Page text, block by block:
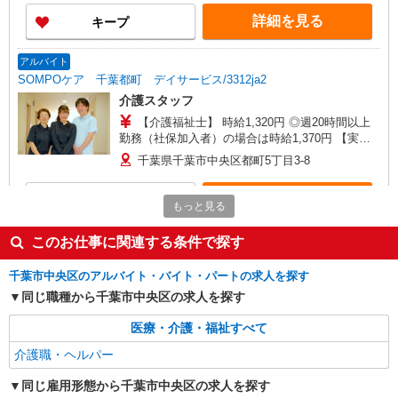
がい向上手当、日祝手当（月平均2回分）、夜勤手
当（月平均5回分）等、毎月平均的に支払われる手
当を含みます。 ※介護福祉士のみ、特別職務手当
分〜） ◎賞与 基本給2.08ヶ月分/年支給
キープ 詳細を見る
アルバイト
SOMPOケア 千葉都町 デイサービス/3312ja2
介護スタッフ
【介護福祉士】 時給1,320円 ◎週20時間以上
勤務（社保加入者）の場合は時給1,370円 【実務
者研修・初任者研修（ヘルパー1級・2級）】 時給
1,240円 ◎週20時間以上勤務（社保加入者）の場
合は時給1,290円
千葉県千葉市中央区都町5丁目3-8
アルバイト パート
そんぽの家 蘇我/1073aa2
介護スタッフ
【介護福祉士】 時給1,340円 ◎週20時間以上
勤務（社保加入者）の場合は時給1,390円 【実務
者研修・初任者研修（ヘルパー1級・2級）・無資
者）の場合は時給1,310円 ◎夜勤勤務の場合別途
手当あり：4,000円〜5,000円
千葉県千葉市中央区蘇我5丁目22-37
キープ 詳細を見る
もっと見る
このお仕事に関連する条件で探す
千葉市中央区のアルバイト・バイト・パートの求人を探す
同じ職種から千葉市中央区の求人を探す
医療・介護・福祉すべて
介護職・ヘルパー
同じ雇用形態から千葉市中央区の求人を探す